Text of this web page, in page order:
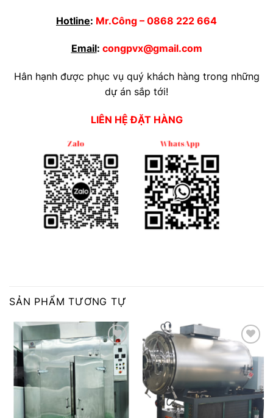
Hotline: Mr.Công – 0868 222 664
Email: congpvx@gmail.com
Hân hạnh được phục vụ quý khách hàng trong những
dự án sắp tới!
LIÊN HỆ ĐẶT HÀNG
SẢN PHẨM TƯƠNG TỰ
Add to
wishlist
Add to
wishlist